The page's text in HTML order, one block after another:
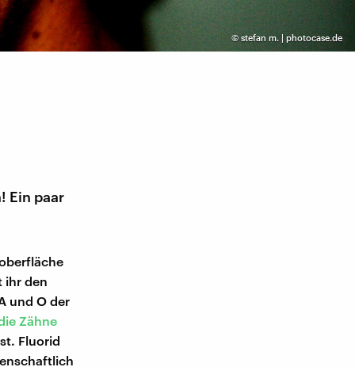
©stefan m. | photocase.de
Ein paar
ihr den
und O der
Zähne
Fluorid